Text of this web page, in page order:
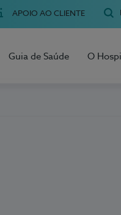
APOIO AO CLIENTE
Guia de Saúde O